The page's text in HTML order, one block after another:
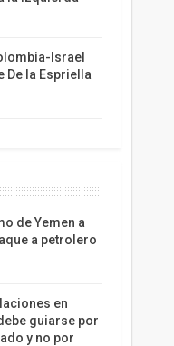
Israel
De la Espriella
de Yemen a
a petrolero
en
guiarse por
y no por